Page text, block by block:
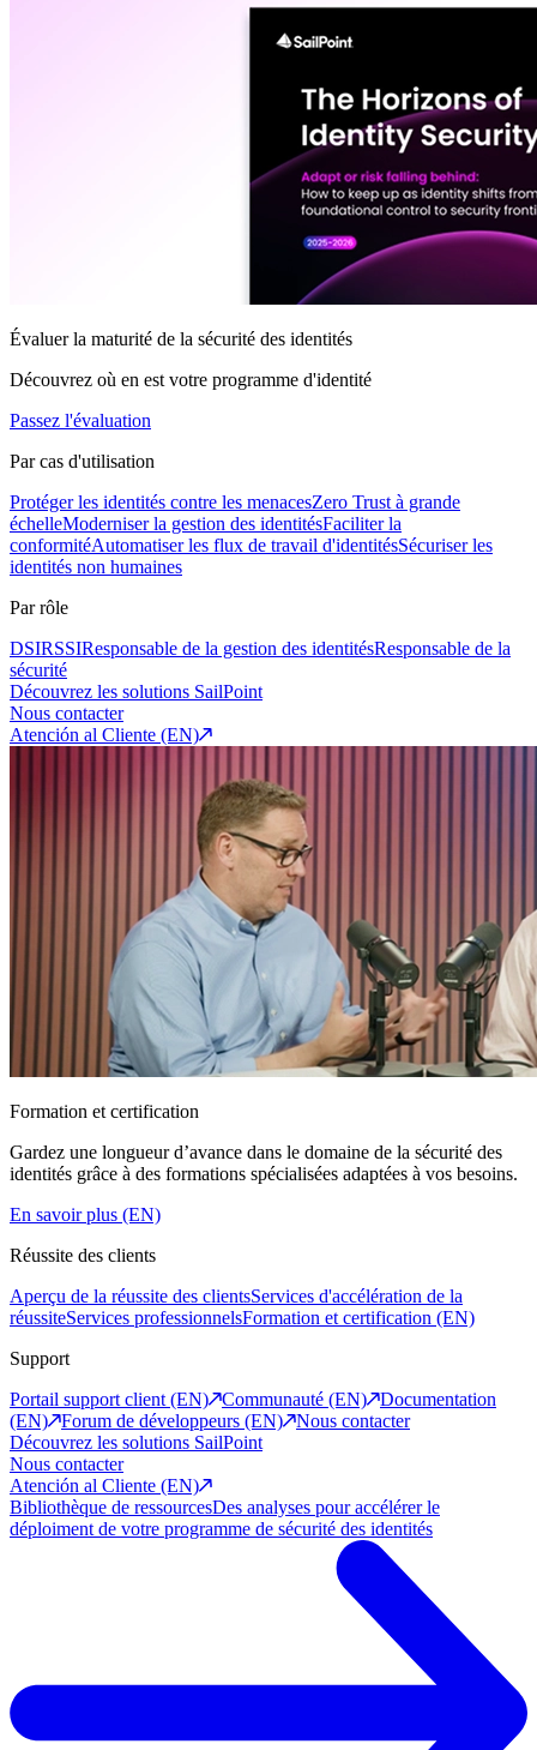
Évaluer la maturité de la sécurité des identités
Découvrez où en est votre programme d'identité
Passez l'évaluation
Par cas d'utilisation
Protéger les identités contre les menacesZero Trust à grande
échelleModerniser la gestion des identitésFaciliter la
conformitéAutomatiser les flux de travail d'identitésSécuriser les
identités non humaines
Par rôle
DSIRSSIResponsable de la gestion des identitésResponsable de la
sécurité
Découvrez les solutions SailPoint
Nous contacter
Atención al Cliente (EN)
Formation et certification
Gardez une longueur d’avance dans le domaine de la sécurité des
identités grâce à des formations spécialisées adaptées à vos besoins.
En savoir plus (EN)
Réussite des clients
Aperçu de la réussite des clientsServices d'accélération de la
réussiteServices professionnelsFormation et certification (EN)
Support
Portail support client (EN)
Communauté (EN)
Documentation
(EN)
Forum de développeurs (EN)
Nous contacter
Découvrez les solutions SailPoint
Nous contacter
Atención al Cliente (EN)
Bibliothèque de ressourcesDes analyses pour accélérer le
déploiment de votre programme de sécurité des identités